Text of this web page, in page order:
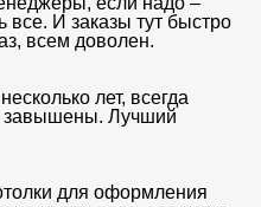
все. И заказы тут быстро
всем доволен.
лет, всегда
завышены. Лучший
для оформления